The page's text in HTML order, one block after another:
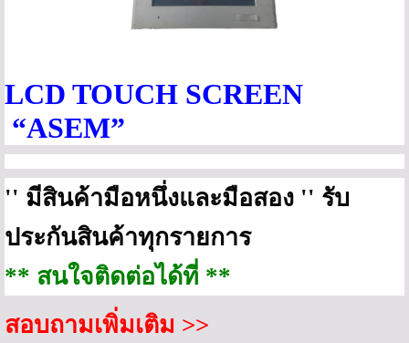
LCD TOUCH SCREEN
“ASEM”
'' มีสินค้ามือหนึ่งและมือสอง'' รับ
ประกันสินค้าทุกรายการ
** สนใจติดต่อได้ที่ **
สอบถามเพิ่มเติม >>